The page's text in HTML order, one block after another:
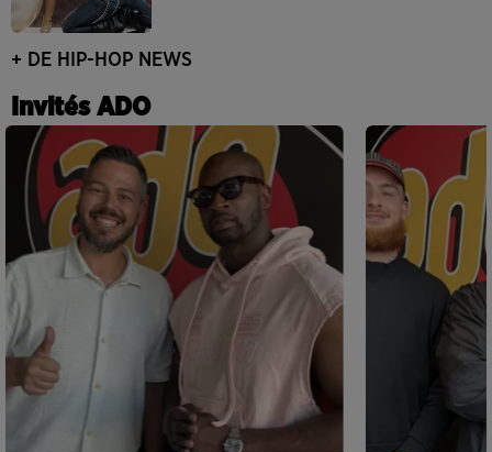
+ DE HIP-HOP NEWS
Invités ADO